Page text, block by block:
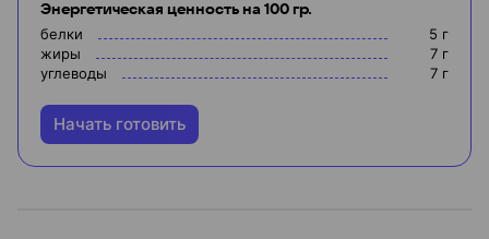
Энергетическая ценность на 100 гр.
белки 5 г
жиры
7 г
углеводы
7 г
Начать готовить